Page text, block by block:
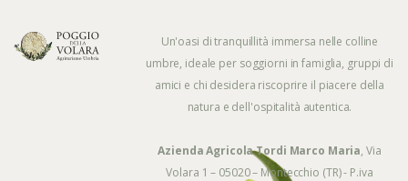
Un'oasi di tranquillità immersa nelle colline
umbre, ideale per soggiorni in famiglia, gruppi di
amici e chi desidera riscoprire il piacere della
natura e dell'ospitalità autentica.
Azienda Agricola Tordi Marco Maria, Via
Volara 1 – 05020 – Montecchio (TR) - P.iva